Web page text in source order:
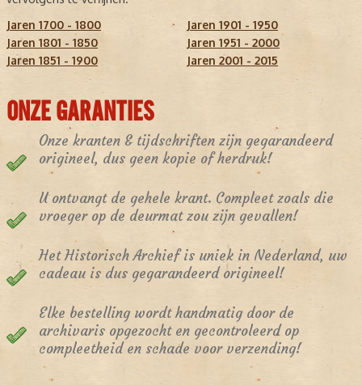
Jaren 1700 - 1800
Jaren 1801 - 1850
Jaren 1851 - 1900
Jaren 1901 - 1950
Jaren 1951 - 2000
Jaren 2001 - 2015
ONZE GARANTIES
Onze kranten & tijdschriften zijn gegarandeerd
origineel, dus geen kopie of herdruk!
U ontvangt de gehele krant. Compleet zoals die
vroeger op de deurmat zou zijn gevallen!
Het Historisch Archief is uniek in Nederland, uw
cadeau is dus gegarandeerd origineel!
Elke bestelling wordt handmatig door de
archivaris opgezocht en gecontroleerd op
compleetheid en schade voor verzending!